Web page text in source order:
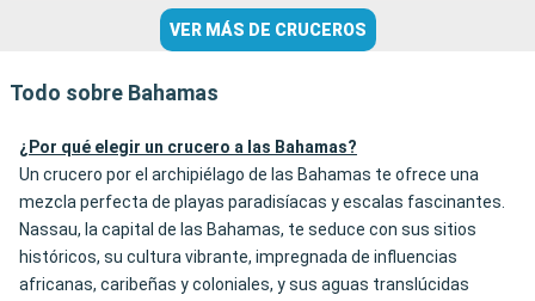
VER MÁS DE CRUCEROS
Todo sobre Bahamas
¿Por qué elegir un crucero a las Bahamas?
Un crucero por el archipiélago de las Bahamas te ofrece una
mezcla perfecta de playas paradisíacas y escalas fascinantes.
Nassau, la capital de las Bahamas, te seduce con sus sitios
históricos, su cultura vibrante, impregnada de influencias
africanas, caribeñas y coloniales, y sus aguas translúcidas